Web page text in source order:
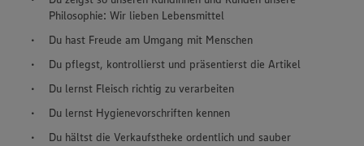
Philosophie: Wir lieben Lebensmittel
Du hast Freude am Umgang mit Menschen
Du pflegst, kontrollierst und präsentierst die Artikel
Du lernst Fleisch richtig zu verarbeiten
Du lernst Hygienevorschriften kennen
Du hältst die Verkaufstheke ordentlich und sauber